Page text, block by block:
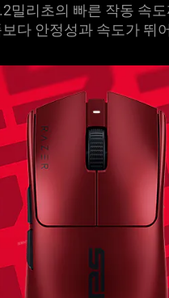
밀리초의 빠른 작동 속
다 안정성과 속도가 뛰